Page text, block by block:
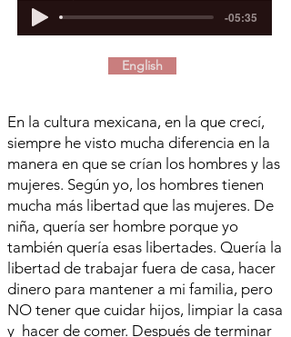
-05:35
English
En la cultura mexicana, en la que crecí,
siempre he visto mucha diferencia en la
manera en que se crían los hombres y las
mujeres. Según yo, los hombres tienen
mucha más libertad que las mujeres. De
niña, quería ser hombre porque yo
también quería esas libertades. Quería la
libertad de trabajar fuera de casa, hacer
dinero para mantener a mi familia, pero
NO tener que cuidar hijos, limpiar la casa
y hacer de comer. Después de terminar